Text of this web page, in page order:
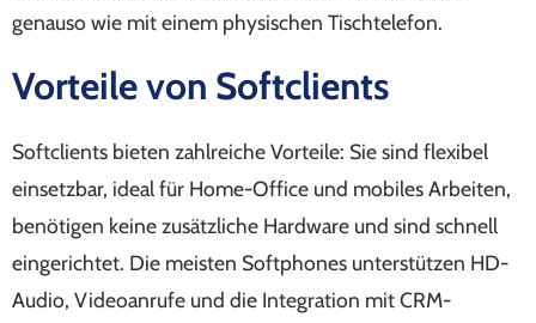
genauso wie mit einem physischen Tischtelefon.
Vorteile von Softclients
Softclients bieten zahlreiche Vorteile: Sie sind flexibel
einsetzbar, ideal für Home-Office und mobiles Arbeiten,
benötigen keine zusätzliche Hardware und sind schnell
eingerichtet. Die meisten Softphones unterstützen HD-
Audio, Videoanrufe und die Integration mit CRM-